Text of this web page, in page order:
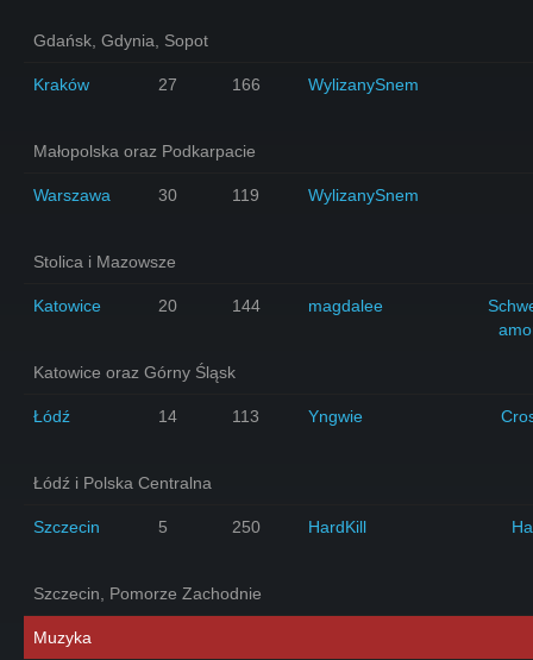
Gdańsk, Gdynia, Sopot
Kraków 27 166 WylizanySnem
Małopolska oraz Podkarpacie
Warszawa 30 119 WylizanySnem
Stolica i Mazowsze
Katowice 20 144 magdalee
Katowice oraz Górny Śląsk
Łódź 14 113 Yngwie
Łódź i Polska Centralna
Szczecin 5 250 HardKill
Szczecin, Pomorze Zachodnie
Muzyka